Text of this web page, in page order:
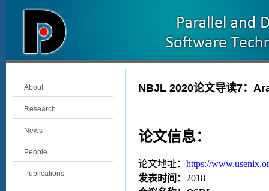
About
Research
News
People
Publications
NBJL 2020论文导读7：
论文信息：
论文地址： https://
发表时间： 2018